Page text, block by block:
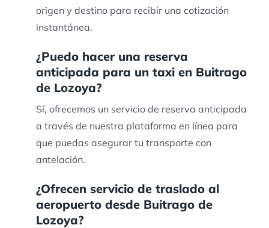
origen y destino para recibir una cotización
instantánea.
¿Puedo hacer una reserva
anticipada para un taxi en Buitrago
de Lozoya?
Sí, ofrecemos un servicio de reserva anticipada
a través de nuestra plataforma en línea para
que puedas asegurar tu transporte con
antelación.
¿Ofrecen servicio de traslado al
aeropuerto desde Buitrago de
Lozoya?